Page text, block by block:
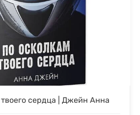
сердца | Джейн Анна